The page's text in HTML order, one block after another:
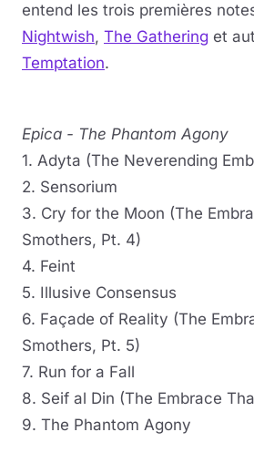
entend les trois premières
Nightwish, The Gathering et
Temptation.
Epica - The Phantom Agony
1. Adyta (The Neverending
2. Sensorium
3. Cry for the Moon (The
Smothers, Pt. 4)
4. Feint
5. Illusive Consensus
6. Façade of Reality (The
Smothers, Pt. 5)
7. Run for a Fall
8. Seif al Din (The Embrace
9. The Phantom Agony